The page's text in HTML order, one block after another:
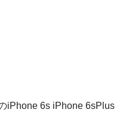
iPhone 6s iPhone 6sPlus